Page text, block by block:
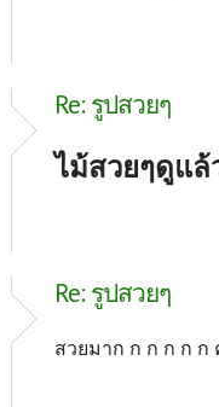
Re: รูปสวยๆ
ไม้สวยๆดูแล้
Re: รูปสวยๆ
สวยมาก ก ก ก ก ก